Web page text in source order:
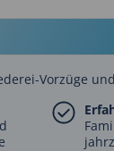
Vorzüge